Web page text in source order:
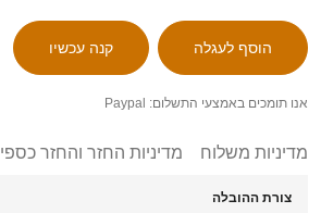
אנו תומכים באמצעי התשלום: Paypal
מדיניות משלוח מדיניות החזר והחזר כספי
צורת ההובלה